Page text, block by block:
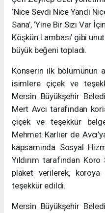
‘Nice Sevdi Nice Yandı
Sana’, ‘Yine Bir Sızı Var
Köşkün Lambası’ gibi
büyük beğeni topladı.
Konserin ilk bölümünün
isimlere çiçek ve
Mersin Büyükşehir
Mert Avcı tarafından
çiçek ve teşekkür
Mehmet Karlıer de
kapsamında Sosyal
Yıldırım tarafından
plaket verilerek, koroya
teşekkür edildi.
Mersin Büyükşehir